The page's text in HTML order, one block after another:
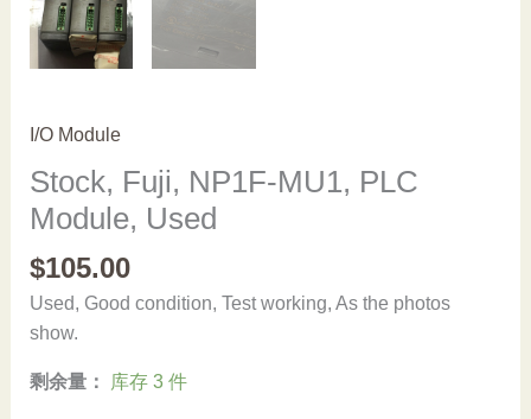
I/O Module
Stock, Fuji, NP1F-MU1, PLC
Module, Used
$105.00
Used, Good condition, Test working, As the photos
show.
剩余量： 库存 3 件